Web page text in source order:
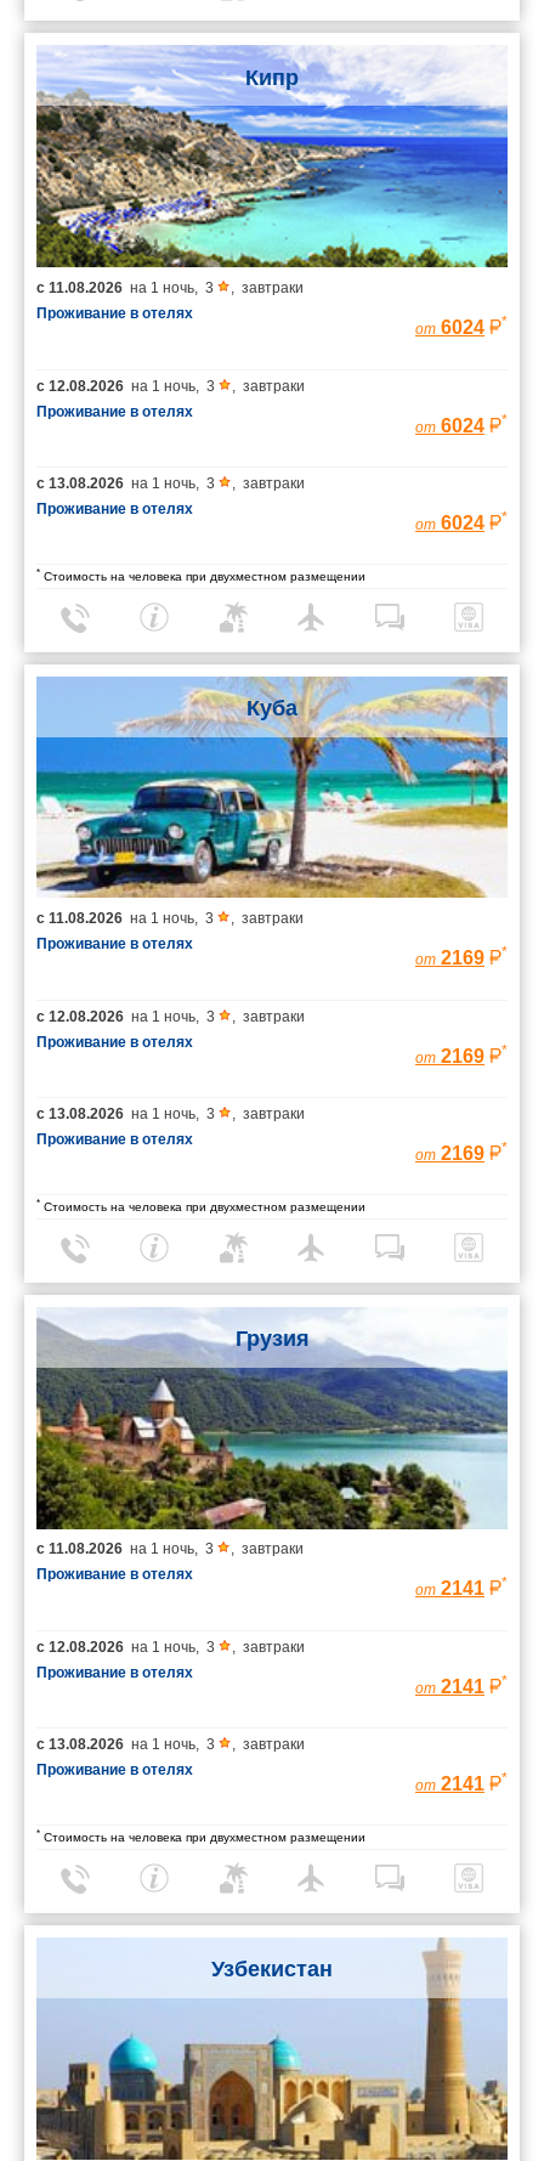
Кипр
с 11.08.2026 на 1 ночь 3
завтраки
Проживание в отелях
от 6024 *
с 12.08.2026 на 1 ночь 3
завтраки
Проживание в отелях
от 6024 *
с 13.08.2026 на 1 ночь 3
завтраки
Проживание в отелях
от 6024 *
* Стоимость на человека при двухместном размещении
Куба
с 11.08.2026 на 1 ночь 3
завтраки
Проживание в отелях
от 2169 *
с 12.08.2026 на 1 ночь 3
завтраки
Проживание в отелях
от 2169 *
с 13.08.2026 на 1 ночь 3
завтраки
Проживание в отелях
от 2169 *
* Стоимость на человека при двухместном размещении
Грузия
с 11.08.2026 на 1 ночь, 3 , завтраки
Проживание в отелях
от 2141 *
с 12.08.2026 на 1 ночь, 3 , завтраки
Проживание в отелях
от 2141 *
с 13.08.2026 на 1 ночь, 3 , завтраки
Проживание в отелях
от 2141 *
* Стоимость на человека при двухместном размещении
Узбекистан